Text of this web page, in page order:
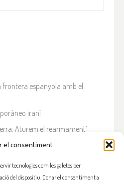
el consentiment
tecnologies com les galetes per
del dispositiu. Donar el consentiment a
espanyola amb el
iraní
Aturem el rearmament’